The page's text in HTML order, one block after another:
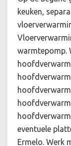
keuken,
warmtepomp.
eventuele
Ermelo. Werk